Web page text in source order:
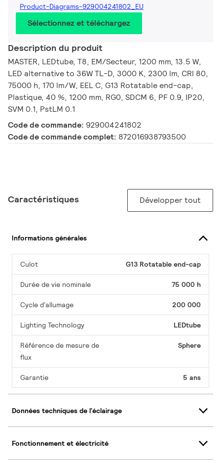
Product-Diagrams-929004241802_EU
Sélectionnez et téléchargez
Description du produit
MASTER, LEDtube, T8, EM/Secteur, 1200 mm, 13.5 W,
LED alternative to 36W TL-D, 3000 K, 2300 lm, CRI 80,
75000 h, 170 lm/W, EEL C, G13 Rotatable end-cap,
Plastique, 40 %, 1200 mm, RG0, SDCM 6, PF 0.9, IP20,
SVM 0.1, PstLM 0.1
Code de commande: 929004241802
Code de commande complet: 872016938793500
Caractéristiques Développer tout
Informations générales
Culot G13 Rotatable end-cap
Durée de vie nominale 75 000 h
Cycle d'allumage 200 000
Lighting Technology LEDtube
Référence de mesure de
flux
Sphere
Garantie 5 ans
Données techniques de l'éclairage
Fonctionnement et électricité